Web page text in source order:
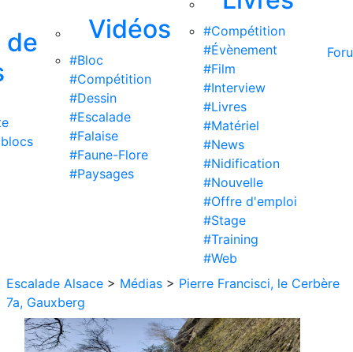
de
Vidéos
#Bloc
#Compétition
#Dessin
#Escalade
#Falaise
#Faune-Flore
#Paysages
#Compétition
#Évènement
#Film
#Interview
#Livres
#Matériel
#News
#Nidification
#Nouvelle
#Offre d'emploi
#Stage
#Training
#Web
Escalade Alsace > Médias > Pierre Francisci, le Cerbère
7a, Gauxberg